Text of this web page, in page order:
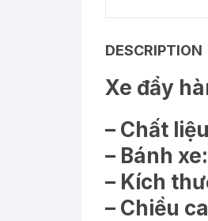
DESCRIPTION
Xe đẩy
– Chất
– Bánh
– Kích
– Chiều